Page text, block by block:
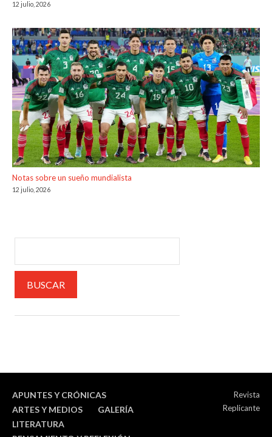
12 julio, 2026
Notas sobre un sueño mundialista
12 julio, 2026
APUNTES Y CRÓNICAS
ARTES Y MEDIOS
GALERÍA
LITERATURA
Revista
Replicante